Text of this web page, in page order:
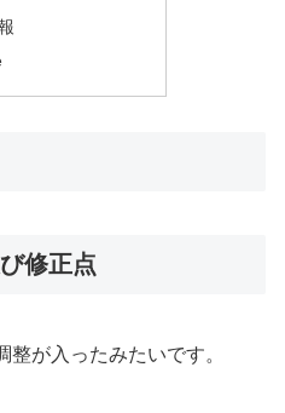
修正点
が入ったみたいです。